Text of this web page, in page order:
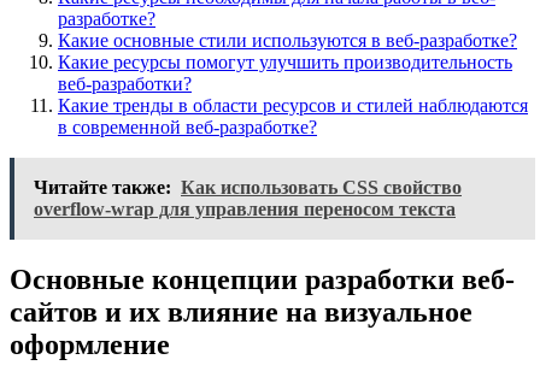
разработке?
Какие основные стили используются в веб-разработке?
Какие ресурсы помогут улучшить производительность
веб-разработки?
Какие тренды в области ресурсов и стилей наблюдаются
в современной веб-разработке?
Читайте также: Как использовать CSS свойство
overflow-wrap для управления переносом текста
Основные концепции разработки веб-
сайтов и их влияние на визуальное
оформление